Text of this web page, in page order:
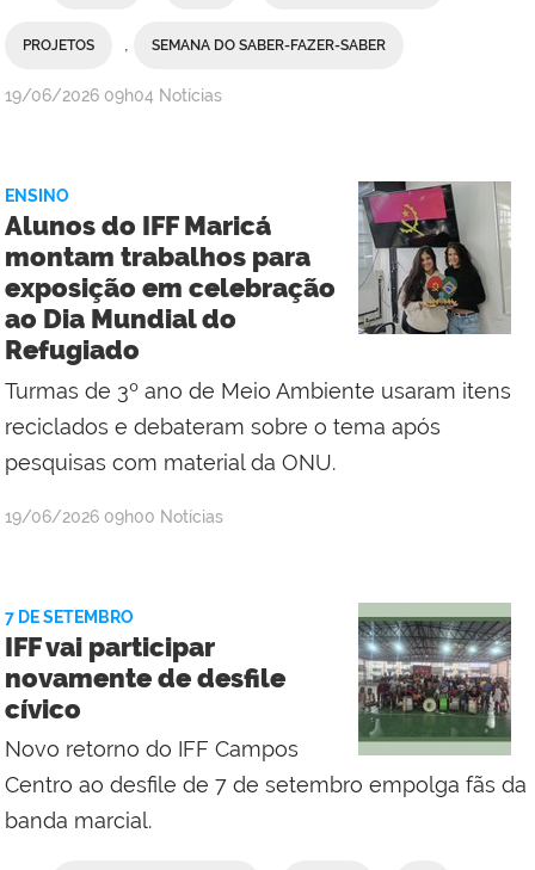
PROJETOS , SEMANA DO SABER-FAZER-SABER
por
do
Campus
Campos
Centro
publicado
19/06/2026 09h04 Notícias
ENSINO
Alunos do IFF Maricá
montam trabalhos para
exposição em celebração
ao Dia Mundial do
Refugiado
Turmas de 3º ano de Meio Ambiente usaram itens
reciclados e debateram sobre o tema após
pesquisas com material da ONU.
por
Viana
publicado
19/06/2026 09h00 Notícias
7 DE SETEMBRO
IFF vai participar
novamente de desfile
cívico
Novo retorno do IFF Campos
Centro ao desfile de 7 de setembro empolga fãs da
banda marcial.